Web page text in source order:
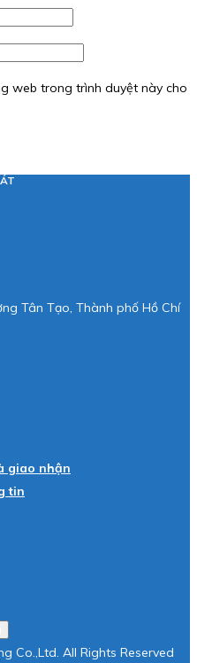
web trong trình duyệt này cho
Tân Tạo, Thành phố Hồ Chí
giao nhận
tin
Co.,Ltd. All Rights Reserved